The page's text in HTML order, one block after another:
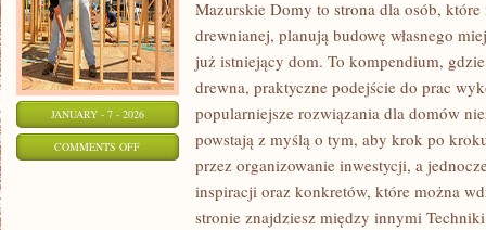
JANUARY - 7 - 2026
COMMENTS OFFON
OGRZEWANIE
Mazurskie Domy to strona dla osób,
drewnianej, planują budowę własnego
już istniejący dom. To kompendium,
drewna, praktyczne podejście do prac
popularniejsze rozwiązania dla domów
powstają z myślą o tym, aby krok po
przez organizowanie inwestycji, a
inspiracji oraz konkretów, które można
stronie znajdziesz między innymi